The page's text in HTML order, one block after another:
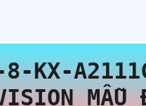
8-KX-
MẪU